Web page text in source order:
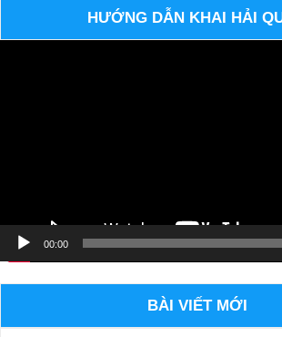
HƯỚNG DẪN KHAI HẢI
00:00
BÀI VIẾT MỚI